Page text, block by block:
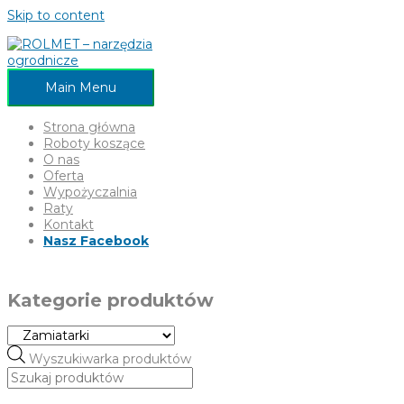
Skip to content
Main Menu
Strona główna
Roboty koszące
O nas
Oferta
Wypożyczalnia
Raty
Kontakt
Nasz Facebook
Kategorie produktów
Wyszukiwarka produktów